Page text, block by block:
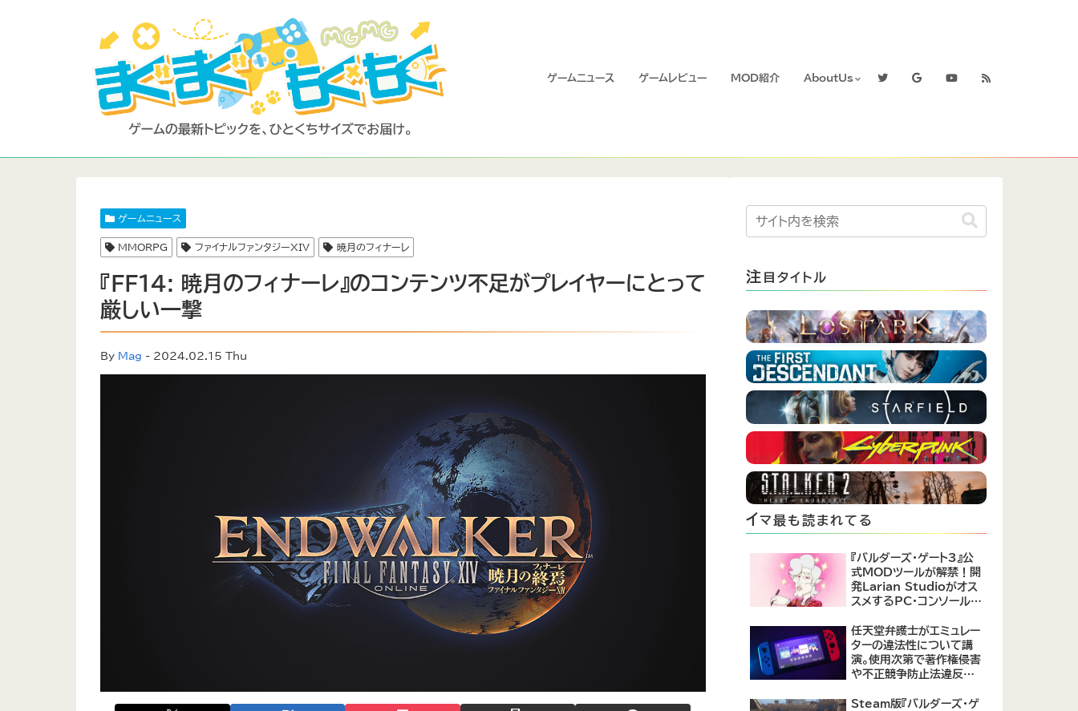
ゲームニュース ゲームレビュー MOD紹介 AboutUs
ゲームニュース
MMORPG ファイナルファンタジーXIV 暁月のフィナーレ
『FF14: 暁月のフィナーレ』のコンテンツ不足がプレイヤーにとって
厳しい一撃
By Mag - 2024.02.15 Thu
注 目タイトル
イマ最も読まれてる
『バルダーズ・ゲート3』公
式MODツールが解禁！開
発Larian Studioがオス
スメするPC・コンソール向
任天堂弁護士がエミュレー
ターの違法性について講
演。使用次第で著作権侵害
や不正競争防止法違反に
Steam版『バルダーズ・ゲ